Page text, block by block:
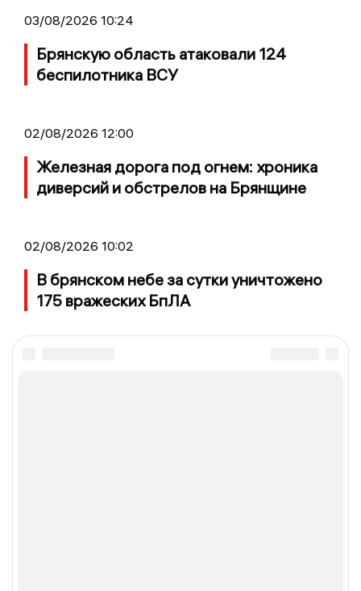
03/08/2026 10:24
Брянскую область атаковали 124
беспилотника ВСУ
02/08/2026 12:00
Железная дорога под огнем: хроника
диверсий и обстрелов на Брянщине
02/08/2026 10:02
В брянском небе за сутки уничтожено
175 вражеских БпЛА